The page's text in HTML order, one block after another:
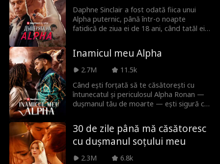
Daphne Sinclair a fost odată fiica unui
Alpha puternic, până într-o noapte
fatidică de ziua ei de 18 ani, când tatăl ei
scenă Alpha Atlas, bărbatul pe care
Daphne l-a iubit toată viața, până când
află că el este cel din spatele crimei
tatălui ei. Atlas caută un singur lucru,
răzbunare. Dar răzbunarea este
dureroasă când te îndrăgostești de fiica
dușmanului tău. După cum spune vorba...
Inamicul meu Alpha
2.7M
11.5k
Când ești forțată să te căsătorești cu
întunecatul și periculosul Alpha Ronan —
dușmanul tău de moarte — ești sigură că
comun amenință să-ți distrugă haita, vei
accepta că sunteți sortiți unul altuia? Sau
vei suporta consecințe mortale?
30 de zile până mă căsătoresc
cu dușmanul soțului meu
2.3M
6.8k